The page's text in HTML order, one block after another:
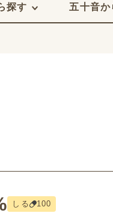
探す 五十音か
しる 100